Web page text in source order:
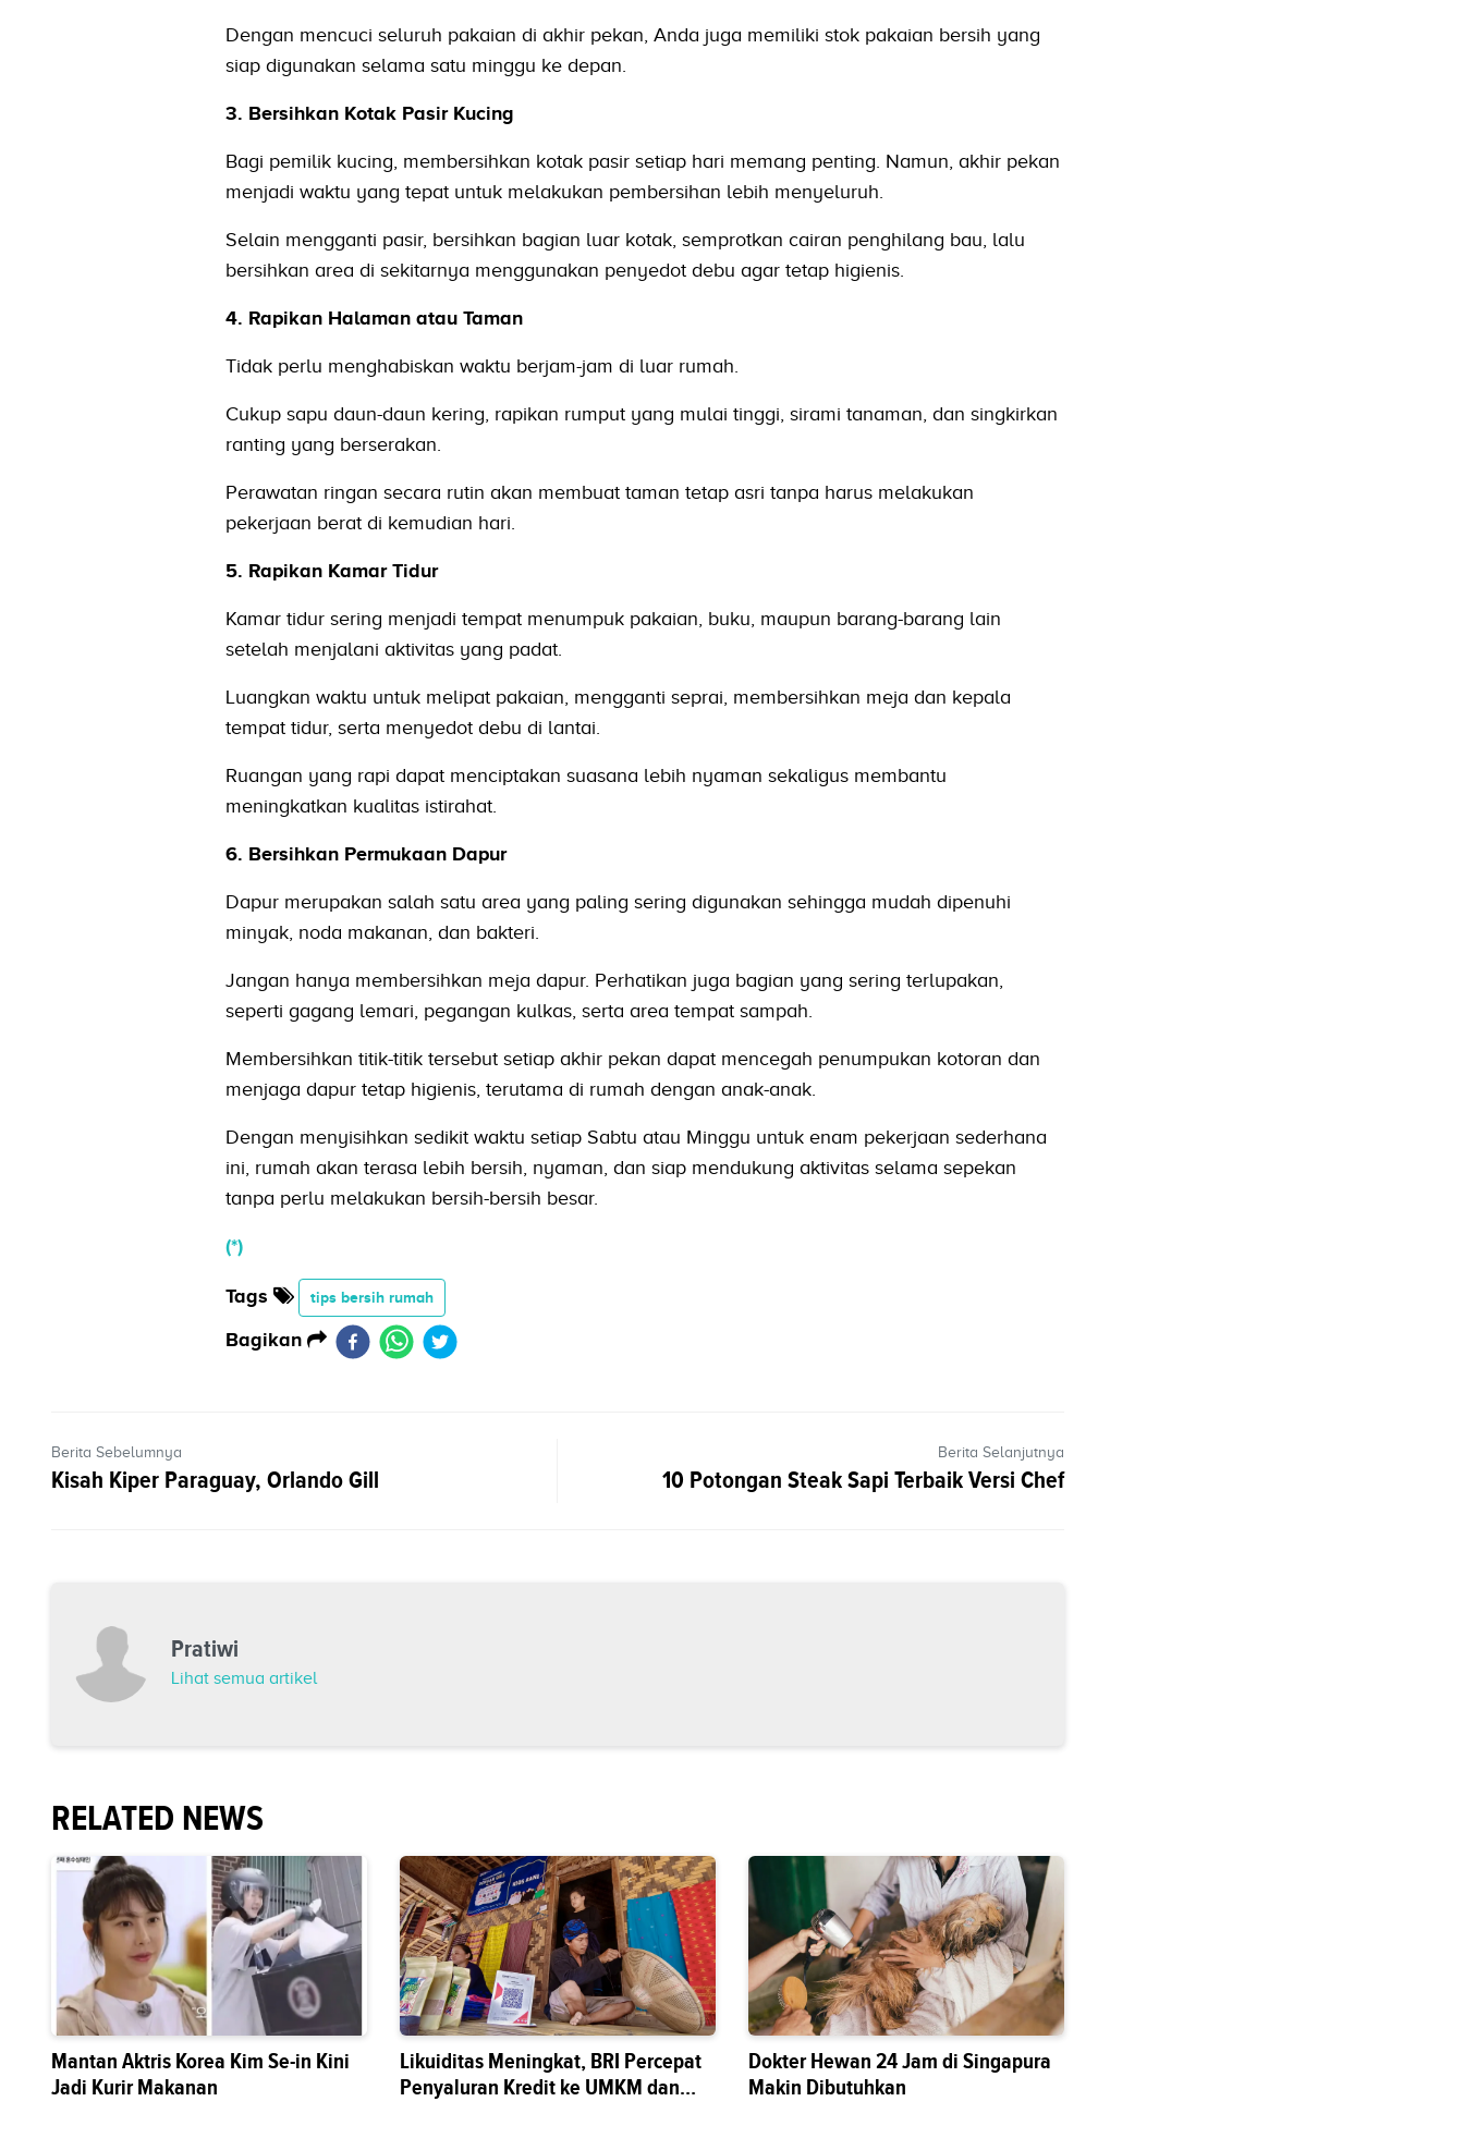
Dengan mencuci seluruh pakaian di akhir pekan, Anda juga memiliki stok pakaian bersih yang
siap digunakan selama satu minggu ke depan.
3. Bersihkan Kotak Pasir Kucing
Bagi pemilik kucing, membersihkan kotak pasir setiap hari memang penting. Namun, akhir pekan
menjadi waktu yang tepat untuk melakukan pembersihan lebih menyeluruh.
Selain mengganti pasir, bersihkan bagian luar kotak, semprotkan cairan penghilang bau, lalu
bersihkan area di sekitarnya menggunakan penyedot debu agar tetap higienis.
4. Rapikan Halaman atau Taman
Tidak perlu menghabiskan waktu berjam-jam di luar rumah.
Cukup sapu daun-daun kering, rapikan rumput yang mulai tinggi, sirami tanaman, dan singkirkan
ranting yang berserakan.
Perawatan ringan secara rutin akan membuat taman tetap asri tanpa harus melakukan
pekerjaan berat di kemudian hari.
5. Rapikan Kamar Tidur
Kamar tidur sering menjadi tempat menumpuk pakaian, buku, maupun barang-barang lain
setelah menjalani aktivitas yang padat.
Luangkan waktu untuk melipat pakaian, mengganti seprai, membersihkan meja dan kepala
tempat tidur, serta menyedot debu di lantai.
Ruangan yang rapi dapat menciptakan suasana lebih nyaman sekaligus membantu
meningkatkan kualitas istirahat.
6. Bersihkan Permukaan Dapur
Dapur merupakan salah satu area yang paling sering digunakan sehingga mudah dipenuhi
minyak, noda makanan, dan bakteri.
Jangan hanya membersihkan meja dapur. Perhatikan juga bagian yang sering terlupakan,
seperti gagang lemari, pegangan kulkas, serta area tempat sampah.
Membersihkan titik-titik tersebut setiap akhir pekan dapat mencegah penumpukan kotoran dan
menjaga dapur tetap higienis, terutama di rumah dengan anak-anak.
Dengan menyisihkan sedikit waktu setiap Sabtu atau Minggu untuk enam pekerjaan sederhana
ini, rumah akan terasa lebih bersih, nyaman, dan siap mendukung aktivitas selama sepekan
tanpa perlu melakukan bersih-bersih besar.
(*)
Tags tips bersih rumah
Bagikan
Berita Sebelumnya
Kisah Kiper Paraguay, Orlando Gill
Berita Selanjutnya
10 Potongan Steak Sapi Terbaik Versi Chef
Pratiwi
Lihat semua artikel
RELATED NEWS
Mantan Aktris Korea Kim Se-in Kini
Jadi Kurir Makanan
Likuiditas Meningkat, BRI Percepat
Penyaluran Kredit ke UMKM dan
Dokter Hewan 24 Jam di Singapura
Makin Dibutuhkan